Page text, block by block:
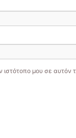
μου σε αυτόν